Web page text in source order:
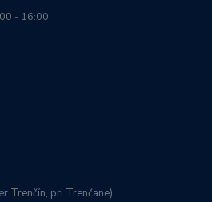
- 16:00
Trenčín, pri Trenčane)